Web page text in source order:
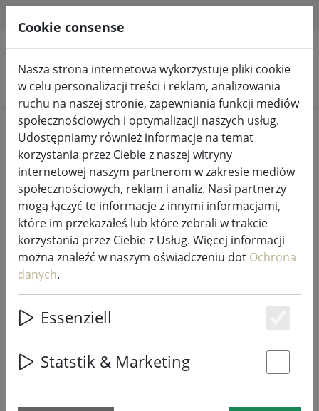
Szukaj produktów
Home Wróżki i oświetlenie Wróżki
Zestaw startowy kurtyn świetlnych
Sirius Tech-Line 100 LED ciepły
biały 1,5 x 2 m zewnętrzny 230V
czarny
Cookie consense
Nasza strona internetowa wykorzystuje pliki cookie
w celu personalizacji treści i reklam, analizowania
ruchu na naszej stronie, zapewniania funkcji mediów
społecznościowych i optymalizacji naszych usług.
Udostępniamy również informacje na temat
korzystania przez Ciebie z naszej witryny
internetowej naszym partnerom w zakresie mediów
społecznościowych, reklam i analiz. Nasi partnerzy
mogą łączyć te informacje z innymi informacjami,
które im przekazałeś lub które zebrali w trakcie
korzystania przez Ciebie z Usług. Więcej informacji
można znaleźć w naszym oświadczeniu dot Ochrona
danych.
Essenziell
Statstik & Marketing